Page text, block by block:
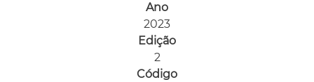
Ano
2023
Edição
2
Código